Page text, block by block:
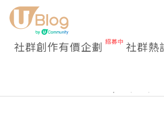
社群創作有價企劃 社群熱